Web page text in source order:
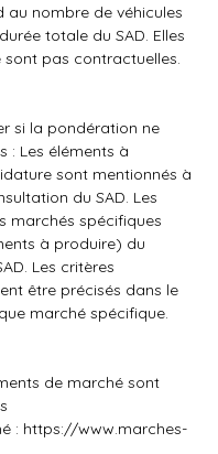
nombre de véhicules
totale du SAD. Elles
pas contractuelles.
si la pondération ne
: Les éléments à
sont mentionnés à
du SAD. Les
marchés spécifiques
à produire) du
Les critères
être précisés dans le
marché spécifique.
de marché sont
: https://www.marches-